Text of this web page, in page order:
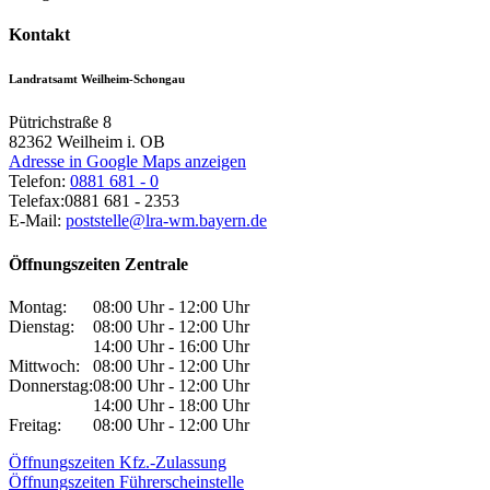
Kontakt
Landratsamt Weilheim-Schongau
Pütrichstraße 8
82362 Weilheim i. OB
Adresse in Google Maps anzeigen
Telefon: 0881 681 - 0
Telefax:0881 681 - 2353
E-Mail: poststelle@lra-wm.bayern.de
Öffnungszeiten Zentrale
Montag:
08:00 Uhr - 12:00 Uhr
Dienstag:
08:00 Uhr - 12:00 Uhr
14:00 Uhr - 16:00 Uhr
Mittwoch:
08:00 Uhr - 12:00 Uhr
Donnerstag:08:00 Uhr - 12:00 Uhr
14:00 Uhr - 18:00 Uhr
Freitag:
08:00 Uhr - 12:00 Uhr
Öffnungszeiten Kfz.-Zulassung
Öffnungszeiten Führerscheinstelle